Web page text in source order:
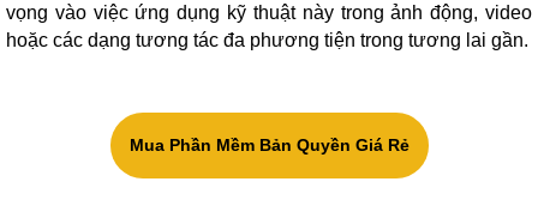
vọng vào việc ứng dụng kỹ thuật này trong ảnh động, video
hoặc các dạng tương tác đa phương tiện trong tương lai gần.
Mua Phần Mềm Bản Quyền Giá Rẻ